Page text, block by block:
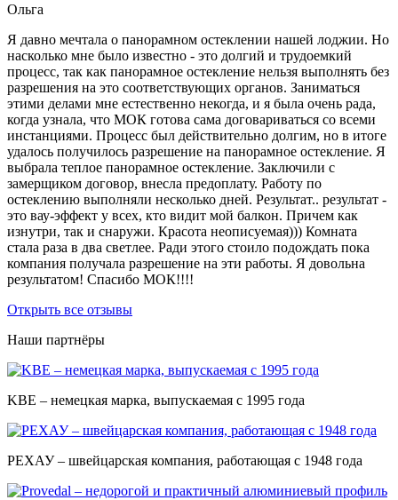
Ольга
Я давно мечтала о панорамном остеклении нашей лоджии. Но
насколько мне было известно - это долгий и трудоемкий
процесс, так как панорамное остекление нельзя выполнять без
разрешения на это соответствующих органов. Заниматься
этими делами мне естественно некогда, и я была очень рада,
когда узнала, что МОК готова сама договариваться со всеми
инстанциями. Процесс был действительно долгим, но в итоге
удалось получилось разрешение на панорамное остекление. Я
выбрала теплое панорамное остекление. Заключили с
замерщиком договор, внесла предоплату. Работу по
остеклению выполняли несколько дней. Результат.. результат -
это вау-эффект у всех, кто видит мой балкон. Причем как
изнутри, так и снаружи. Красота неописуемая))) Комната
стала раза в два светлее. Ради этого стоило подождать пока
компания получала разрешение на эти работы. Я довольна
результатом! Спасибо МОК!!!!
Открыть все отзывы
Наши партнёры
KBE – немецкая марка, выпускаемая с 1995 года
РЕХАУ – швейцарская компания, работающая с 1948 года